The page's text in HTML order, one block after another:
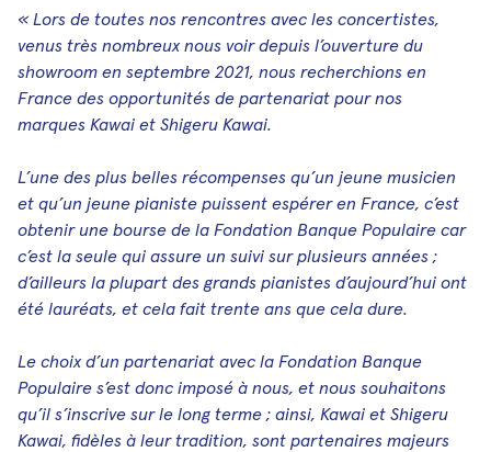
« Lors de toutes nos rencontres avec les concertistes,
venus très nombreux nous voir depuis l’ouverture du
showroom en septembre 2021, nous recherchions en
France des opportunités de partenariat pour nos
marques Kawai et Shigeru Kawai.
L’une des plus belles récompenses qu’un jeune musicien
et qu’un jeune pianiste puissent espérer en France, c’est
obtenir une bourse de la Fondation Banque Populaire car
c’est la seule qui assure un suivi sur plusieurs années ;
d’ailleurs la plupart des grands pianistes d’aujourd’hui ont
été lauréats, et cela fait trente ans que cela dure.
Le choix d’un partenariat avec la Fondation Banque
Populaire s’est donc imposé à nous, et nous souhaitons
qu’il s’inscrive sur le long terme ; ainsi, Kawai et Shigeru
Kawai, fidèles à leur tradition, sont partenaires majeurs